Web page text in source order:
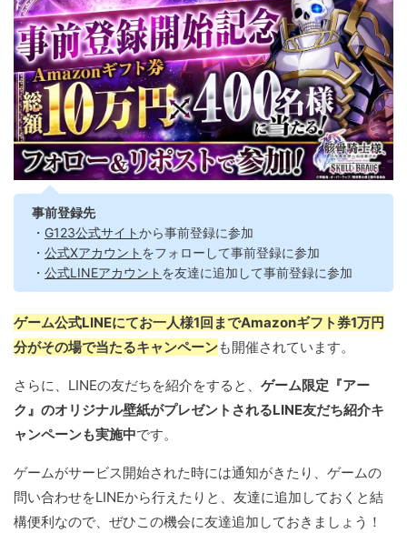
事前登録先
・ G123公式サイトから事前登録に参加
・ 公式Xアカウント をフォローして事前登録に参加
・ 公式LINEアカウント を友達に追加して事前登録に参加
ゲーム公式LINEにてお一人様1回までAmazonギフト券1万円
分がその場で当たるキャンペーンも開催されています。
さらに、LINEの友だちを紹介をすると、 ゲーム限定『アー
ク』のオリジナル壁紙がプレゼントされるLINE友だち紹介キ
ャンペーンも実施中です。
ゲームがサービス開始された時には通知がきたり、ゲームの
問い合わせをLINEから行えたりと、友達に追加しておくと結
構便利なので、ぜひこの機会に友達追加しておきましょう！